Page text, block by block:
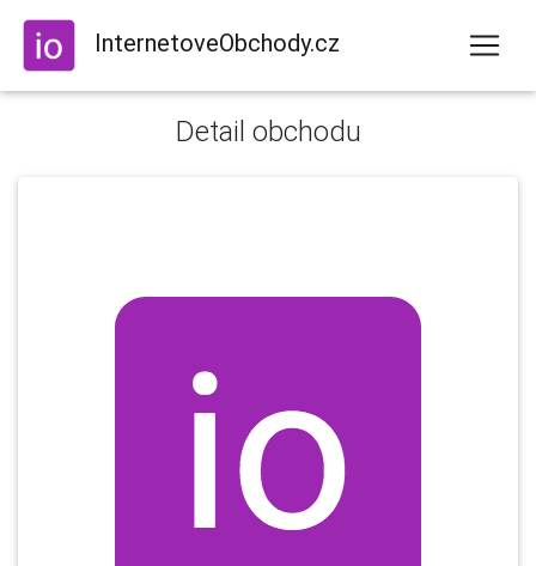
InternetoveObchody.cz
Detail obchodu